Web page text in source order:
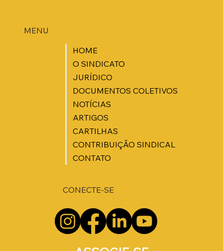
MENU
HOME
O SINDICATO
JURÍDICO
DOCUMENTOS COLETIVOS
NOTÍCIAS
ARTIGOS
CARTILHAS
CONTRIBUIÇÃO SINDICAL
CONTATO
CONECTE-SE